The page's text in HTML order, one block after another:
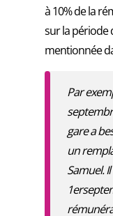
à 10% de la
sur la période
mentionnée
Par
gare a
un
Samuel.